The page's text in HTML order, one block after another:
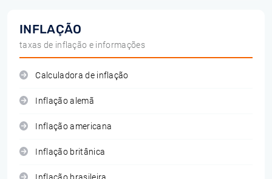
INFLAÇÃO
taxas de inflação e informações
Calculadora de inflação
Inflação alemã
Inflação americana
Inflação britânica